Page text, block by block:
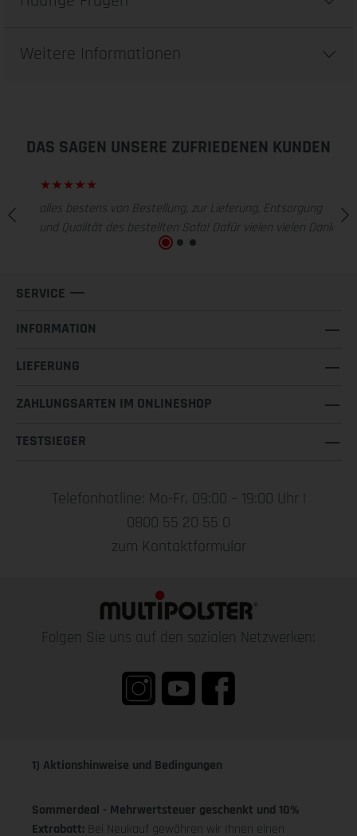
Weitere Informationen
DAS SAGEN UNSERE ZUFRIEDENEN KUNDEN
alles bestens von Bestellung, zur Lieferung, Entsorgung
und Qualität des bestellten Sofa! Dafür vielen vielen Dank!
SERVICE
INFORMATION
LIEFERUNG
ZAHLUNGSARTEN IM ONLINESHOP
TESTSIEGER
Telefonhotline: Mo-Fr, 09:00 – 19:00 Uhr |
0800 55 20 55 0
zum Kontaktformular
Folgen Sie uns auf den sozialen Netzwerken:
1) Aktionshinweise und Bedingungen
Sommerdeal - Mehrwertsteuer geschenkt und 10%
Extrabatt: Bei Neukauf gewähren wir Ihnen einen